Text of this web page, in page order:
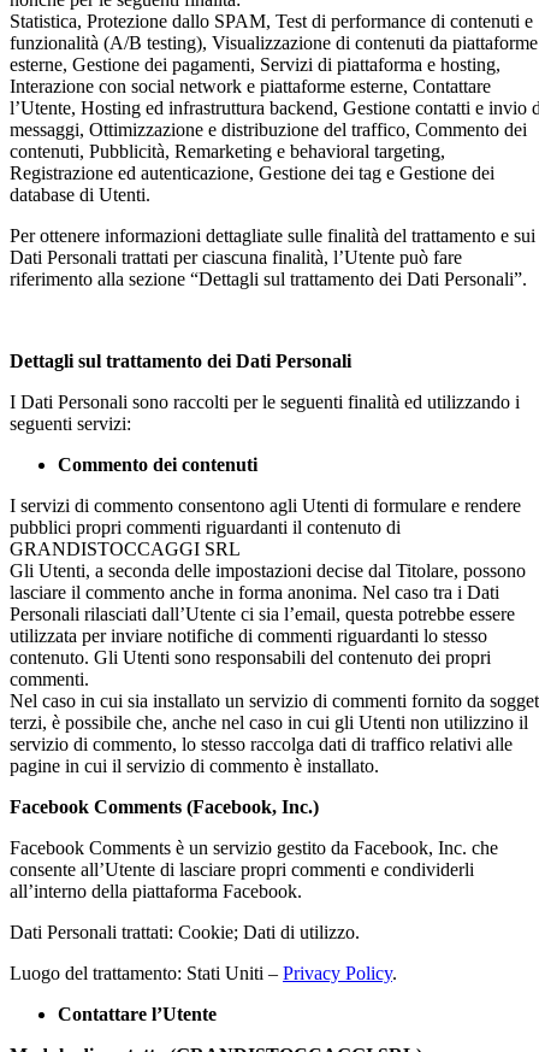
Statistica, Protezione dallo SPAM, Test di performance di contenuti e
funzionalità (A/B testing), Visualizzazione di contenuti da piattaforme
esterne, Gestione dei pagamenti, Servizi di piattaforma e hosting,
Interazione con social network e piattaforme esterne, Contattare
l’Utente, Hosting ed infrastruttura backend, Gestione contatti e invio
messaggi, Ottimizzazione e distribuzione del traffico, Commento dei
contenuti, Pubblicità, Remarketing e behavioral targeting,
Registrazione ed autenticazione, Gestione dei tag e Gestione dei
database di Utenti.
Per ottenere informazioni dettagliate sulle finalità del trattamento e sui
Dati Personali trattati per ciascuna finalità, l’Utente può fare
riferimento alla sezione “Dettagli sul trattamento dei Dati Personali”.
Dettagli sul trattamento dei Dati Personali
I Dati Personali sono raccolti per le seguenti finalità ed utilizzando i
seguenti servizi:
Commento dei contenuti
I servizi di commento consentono agli Utenti di formulare e rendere
pubblici propri commenti riguardanti il contenuto di
GRANDISTOCCAGGI SRL
Gli Utenti, a seconda delle impostazioni decise dal Titolare, possono
lasciare il commento anche in forma anonima. Nel caso tra i Dati
Personali rilasciati dall’Utente ci sia l’email, questa potrebbe essere
utilizzata per inviare notifiche di commenti riguardanti lo stesso
contenuto. Gli Utenti sono responsabili del contenuto dei propri
commenti.
Nel caso in cui sia installato un servizio di commenti fornito da
terzi, è possibile che, anche nel caso in cui gli Utenti non utilizzino il
servizio di commento, lo stesso raccolga dati di traffico relativi alle
pagine in cui il servizio di commento è installato.
Facebook Comments (Facebook, Inc.)
Facebook Comments è un servizio gestito da Facebook, Inc. che
consente all’Utente di lasciare propri commenti e condividerli
all’interno della piattaforma Facebook.
Dati Personali trattati: Cookie; Dati di utilizzo.
Luogo del trattamento: Stati Uniti – Privacy Policy.
Contattare l’Utente